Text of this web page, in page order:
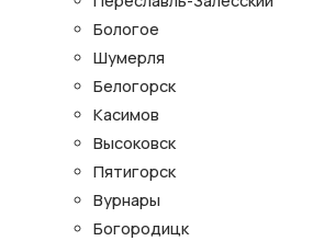
Бологое
Шумерля
Белогорск
Касимов
Высоковск
Пятигорск
Вурнары
Богородицк